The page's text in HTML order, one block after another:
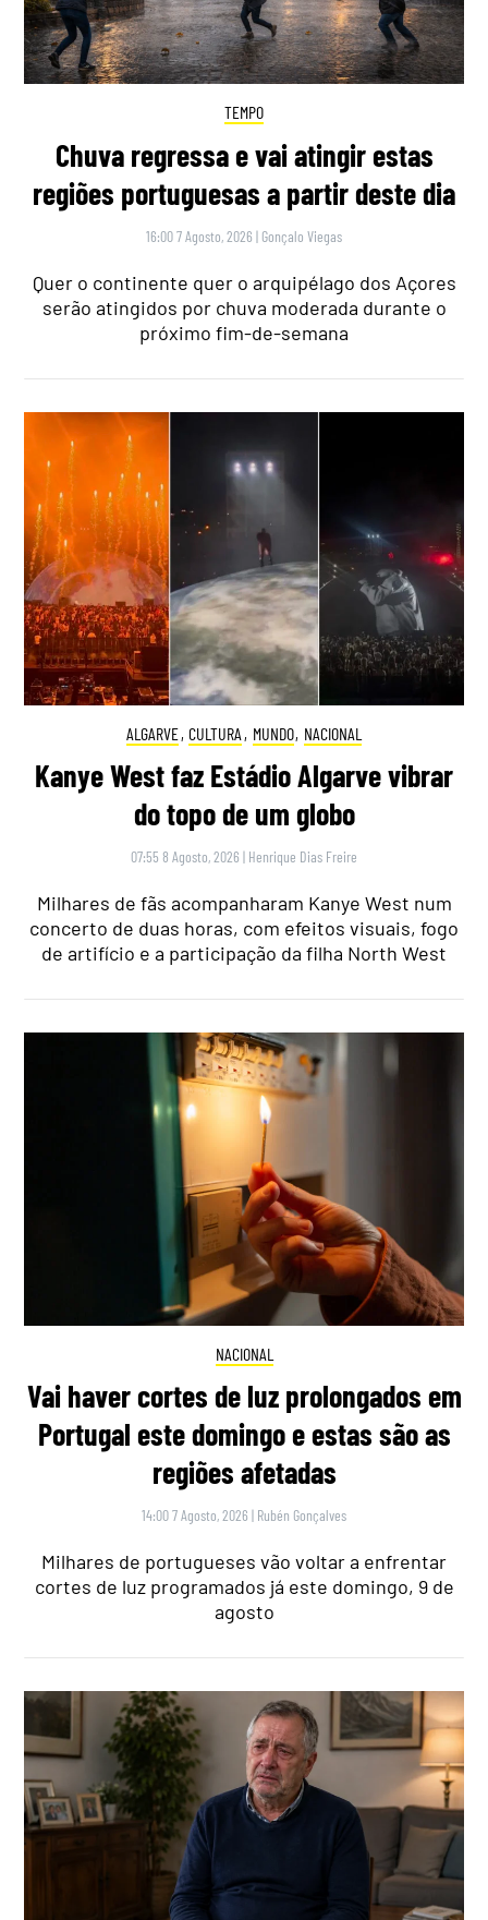
TEMPO
Chuva regressa e vai atingir estas
regiões portuguesas a partir deste dia
16:00 7 Agosto, 2026 | Gonçalo Viegas
Quer o continente quer o arquipélago dos Açores
serão atingidos por chuva moderada durante o
próximo fim-de-semana
ALGARVE, CULTURA , MUNDO, NACIONAL
Kanye West faz Estádio Algarve vibrar
do topo de um globo
07:55 8 Agosto, 2026 | Henrique Dias Freire
Milhares de fãs acompanharam Kanye West num
concerto de duas horas, com efeitos visuais, fogo
de artifício e a participação da filha North West
NACIONAL
Vai haver cortes de luz prolongados em
Portugal este domingo e estas são as
regiões afetadas
14:00 7 Agosto, 2026 | Rubén Gonçalves
Milhares de portugueses vão voltar a enfrentar
cortes de luz programados já este domingo, 9 de
agosto